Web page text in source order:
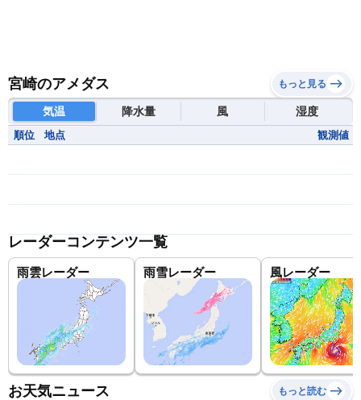
宮崎のアメダス もっと見る
気温 降水量 風 湿度
順位 地点 観測値
レーダーコンテンツ一覧
雨雲レーダー 雨雪レーダー 風レーダー
お天気ニュース もっと読む